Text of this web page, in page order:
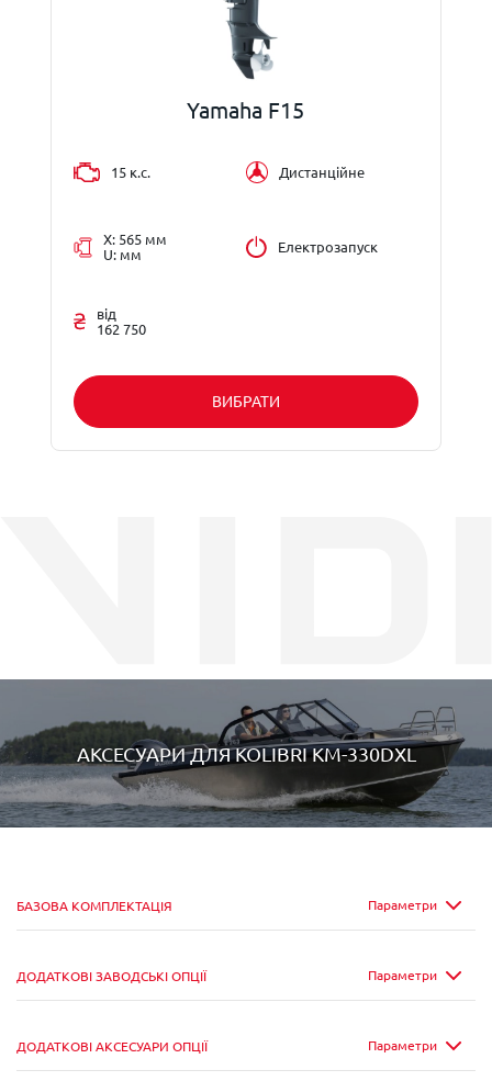
Yamaha F15
15 к.с. Дистанційне
X: 565 мм
U: мм
Електрозапуск
від
162 750
ВИБРАТИ
АКСЕСУАРИ ДЛЯKOLIBRI KM-330DXL
Параметри
БАЗОВА КОМПЛЕКТАЦІЯ
Параметри
ДОДАТКОВІ ЗАВОДСЬКІ ОПЦІЇ
Параметри
ДОДАТКОВІ АКСЕСУАРИ ОПЦІЇ